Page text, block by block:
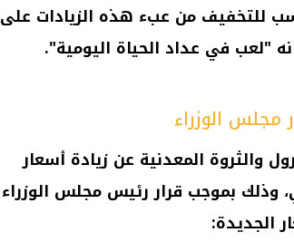
للتخفيف من عبء هذه الزيادات على
"لعب في عداد الحياة اليومية".
مجلس الوزراء
والثروة المعدنية عن زيادة أسعار
وذلك بموجب قرار رئيس مجلس الوزراء
الجديدة: